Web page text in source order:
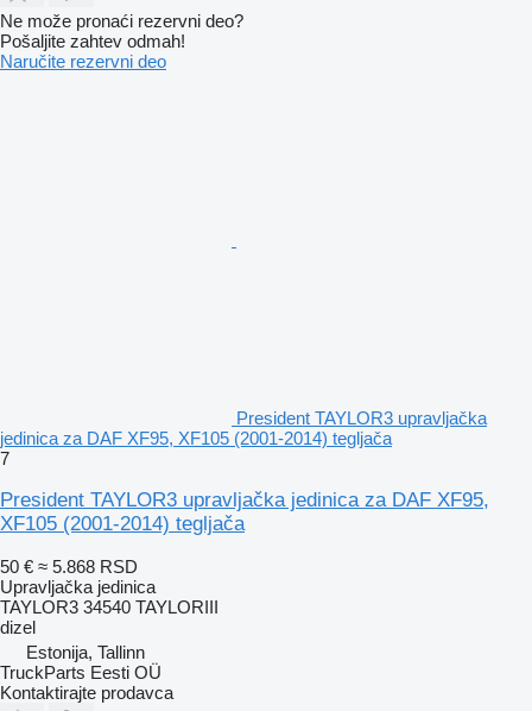
Ne može pronaći rezervni dеo?
Pošaljite zahtev odmah!
Naručite rezervni dеo
President TAYLOR3 upravljačka
jedinica za DAF XF95, XF105 (2001-2014) tegljača
7
President TAYLOR3 upravljačka jedinica za DAF XF95,
XF105 (2001-2014) tegljača
50 € ≈ 5.868 RSD
Upravljačka jedinica
TAYLOR3 34540 TAYLORIII
dizel
Estonija, Tallinn
TruckParts Eesti OÜ
Kontaktirajte prodavca